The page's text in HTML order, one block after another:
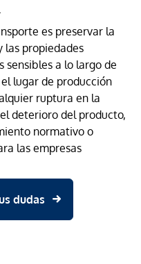
es preservar la
las propiedades
sensibles a lo largo de
lugar de producción
ruptura en la
deterioro del producto,
normativo o
las empresas
dudas